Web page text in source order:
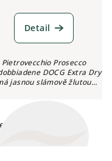
Detail
Pietrovecchio Prosecco
DOCG Extra Dry
jasnou slámově žlutou